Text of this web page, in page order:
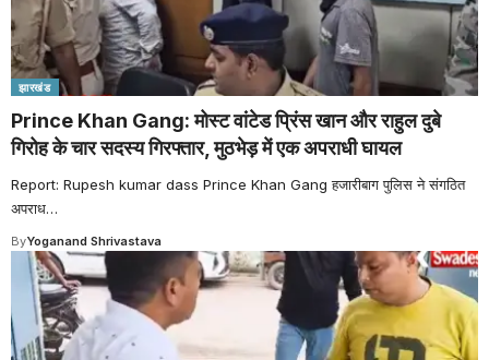
झारखंड
Prince Khan Gang: मोस्ट वांटेड प्रिंस खान और राहुल दुबे
गिरोह के चार सदस्य गिरफ्तार, मुठभेड़ में एक अपराधी घायल
Report: Rupesh kumar dass Prince Khan Gang हजारीबाग पुलिस ने संगठित
अपराध…
ByYoganand Shrivastava